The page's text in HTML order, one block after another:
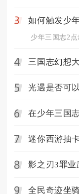
3 如何触发少
4
5 光遇是否可
6 在少年三国
7 迷你西游抽
8 影之刃3罪业
9 全民奇迹坐